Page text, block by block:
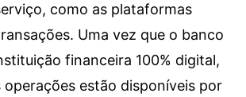
como as plataformas
Uma vez que o banco
financeira 100% digital,
operações estão disponíveis por